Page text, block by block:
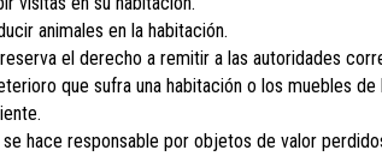
animales en la habitación.
el derecho a remitir a las autoridades
que sufra una habitación o los muebles
hace responsable por objetos de valor